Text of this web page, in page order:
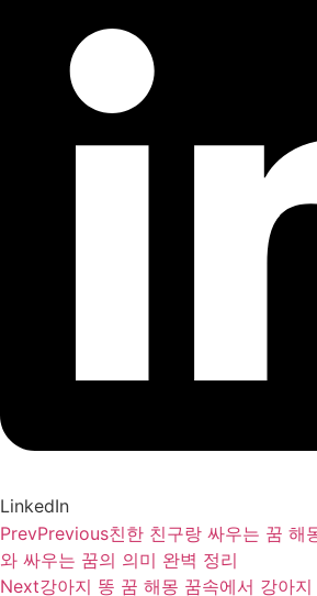
LinkedIn
PrevPrevious친한 친구랑 싸우는 꿈 해
와 싸우는 꿈의 의미 완벽 정리
Next강아지 똥 꿈 해몽 꿈속에서 강아